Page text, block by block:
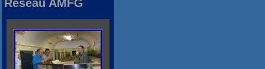
Réseau AMFG